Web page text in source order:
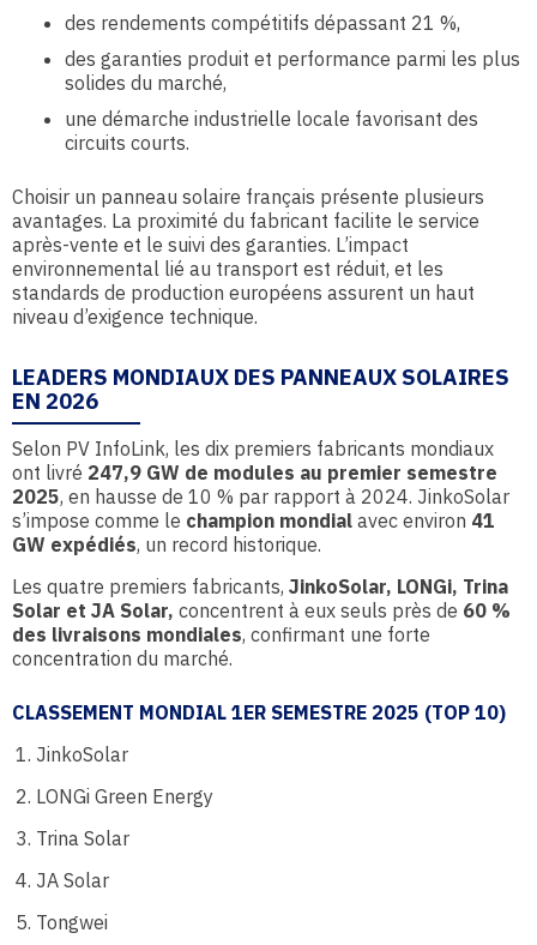
des rendements compétitifs dépassant 21 %,
des garanties produit et performance parmi les plus
solides du marché,
une démarche industrielle locale favorisant des
circuits courts.
Choisir un panneau solaire français présente plusieurs
avantages. La proximité du fabricant facilite le service
après-vente et le suivi des garanties. L’impact
environnemental lié au transport est réduit, et les
standards de production européens assurent un haut
niveau d’exigence technique.
LEADERS MONDIAUX DES PANNEAUX SOLAIRES
EN 2026
Selon PV InfoLink, les dix premiers fabricants mondiaux
ont livré 247,9 GW de modules au premier semestre
2025, en hausse de 10 % par rapport à 2024. JinkoSolar
s’impose comme le champion mondial avec environ 41
GW expédiés, un record historique.
Les quatre premiers fabricants, JinkoSolar, LONGi, Trina
Solar et JA Solar, concentrent à eux seuls près de 60 %
des livraisons mondiales, confirmant une forte
concentration du marché.
CLASSEMENT MONDIAL 1ER SEMESTRE 2025 (TOP 10)
JinkoSolar
LONGi Green Energy
Trina Solar
JA Solar
Tongwei